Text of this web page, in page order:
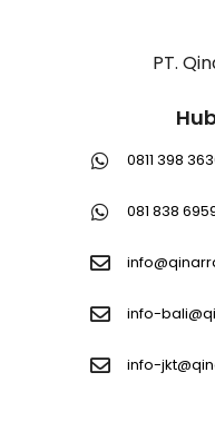
PT.
0811 398
081 838
info-
info-